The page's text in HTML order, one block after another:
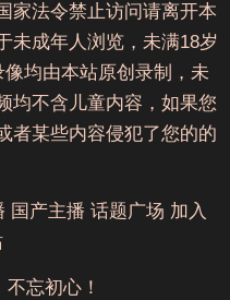
家法令禁止访问请离开本
未成年人浏览，未满18岁
均由本站原创录制，未
均不含儿童内容，如果您
者某些内容侵犯了您的的
国产主播 话题广场 加入
忘初心！